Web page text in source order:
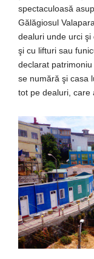
spectaculoasă
Gălăgiosul
dealuri unde urci
şi cu lifturi sau
declarat
se numără şi casa
tot pe dealuri, care